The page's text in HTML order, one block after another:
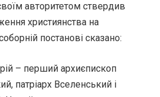
авторитетом ствердив
християнства на
постанові сказано:
– перший архиєпископ
патріарх Вселенський і